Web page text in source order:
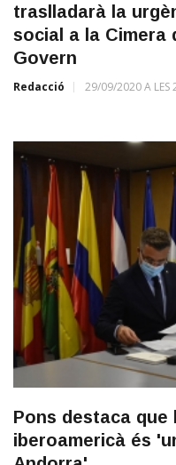
traslladarà la
social a la Cimera
Govern
Redacció 29/09/2020 A LES
Pons destaca
iberoamericà és